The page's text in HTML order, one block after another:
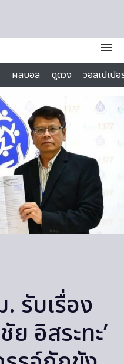
menu
ผลบอล ดูดวง
วอลเปเป
รับเรื่อง
ย อิสระทะ’